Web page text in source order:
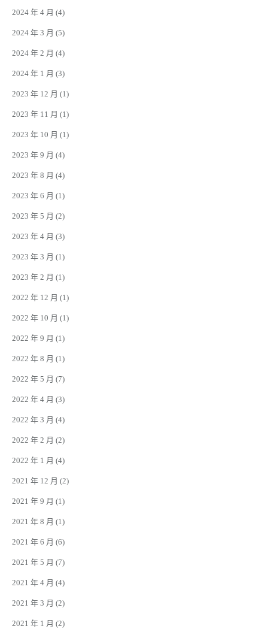
2024 年 4 月 (4)
2024 年 3 月 (5)
2024 年 2 月 (4)
2024 年 1 月 (3)
2023 年 12 月 (1)
2023 年 11 月 (1)
2023 年 10 月 (1)
2023 年 9 月 (4)
2023 年 8 月 (4)
2023 年 6 月 (1)
2023 年 5 月 (2)
2023 年 4 月 (3)
2023 年 3 月 (1)
2023 年 2 月 (1)
2022 年 12 月 (1)
2022 年 10 月 (1)
2022 年 9 月 (1)
2022 年 8 月 (1)
2022 年 5 月 (7)
2022 年 4 月 (3)
2022 年 3 月 (4)
2022 年 2 月 (2)
2022 年 1 月 (4)
2021 年 12 月 (2)
2021 年 9 月 (1)
2021 年 8 月 (1)
2021 年 6 月 (6)
2021 年 5 月 (7)
2021 年 4 月 (4)
2021 年 3 月 (2)
2021 年 1 月 (2)